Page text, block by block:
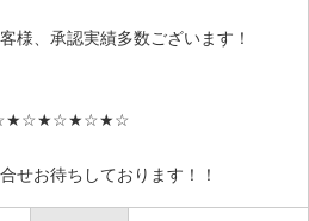
様、承認実績多数ございます！
せお待ちしております！！